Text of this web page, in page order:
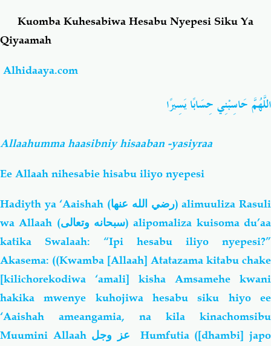
Firaq-Makundi
Fiqh-Ibaadah
Kauli Za Salaf
Akhlaaq-Aadaab Raqaaiq
Familia-Jamii Maswali-Majibu
Chemsha Bongo Vitabu
Mapishi
Kuomba Kuhesabiwa Hesabu Nyepesi Siku Ya
Qiyaamah
Alhidaaya.com
اللَّهُمَّ حَاسِبْنِي حِسَابًا يَسِيرًا
Allaahumma haasibniy hisaaban -yasiyraa
Ee Allaah nihesabie hisabu iliyo nyepesi
Hadiyth ya ‘Aaishah (رضي الله عنها) alimuuliza Rasuli
wa Allaah (سبحانه وتعالى) alipomaliza kuisoma du’aa
katika Swalaah: “Ipi hesabu iliyo nyepesi?”
Akasema: ((Kwamba [Allaah] Atatazama kitabu chake
[kilichorekodiwa ‘amali] kisha Amsamehe kwani
hakika mwenye kuhojiwa hesabu siku hiyo ee
‘Aaishah ameangamia, na kila kinachomsibu
Muumini Allaah
Humfutia ([dhambi] japo